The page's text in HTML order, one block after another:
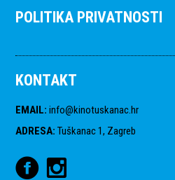
POLITIKA PRIVATNOSTI
KONTAKT
EMAIL: info@kinotuskanac.hr
ADRESA: Tuškanac 1, Zagreb